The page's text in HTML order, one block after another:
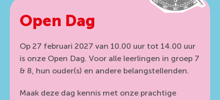
Open Dag
Op 27 februari 2027 van 10.00 uur tot 14.00 uur
is onze Open Dag. Voor alle leerlingen in groep 7
& 8, hun ouder(s) en andere belangstellenden.
Maak deze dag kennis met onze prachtige